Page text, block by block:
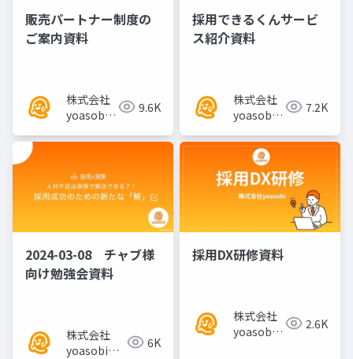
販売パートナー制度の
ご案内資料
株式会社
yoasobi
ナー様
9.6K
採用できるくんサービ
ス紹介資料
株式会社
yoasobi
ナー様
7.2K
2024-03-08 チャブ様
向け勉強会資料
株式会社
yoasobi／
6K
採用DX研修資料
株式会社
yoasobi
2.6K